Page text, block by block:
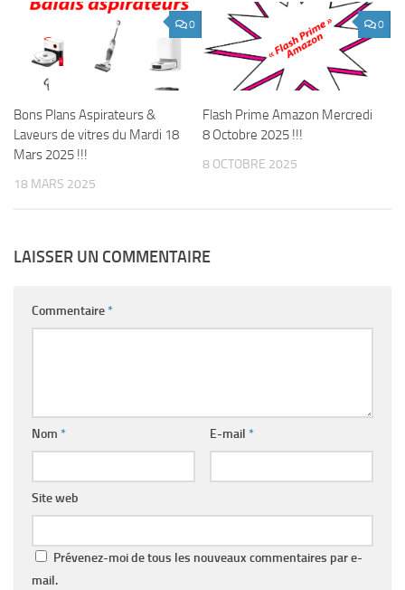
0
Bons Plans Aspirateurs &
Laveurs de vitres du Mardi 18
Mars 2025 !!!
18 MARS 2025
0
Flash Prime Amazon Mercredi
8 Octobre 2025 !!!
8 OCTOBRE 2025
LAISSER UN COMMENTAIRE
Commentaire*
Nom * E-mail *
Site web
Prévenez-moi de tous les nouveaux commentaires par e-
mail.